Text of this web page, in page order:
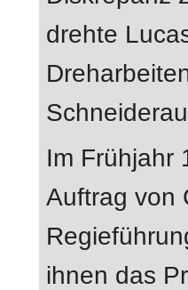
drehte
Im Frühjahr
Auftrag von
ihnen das